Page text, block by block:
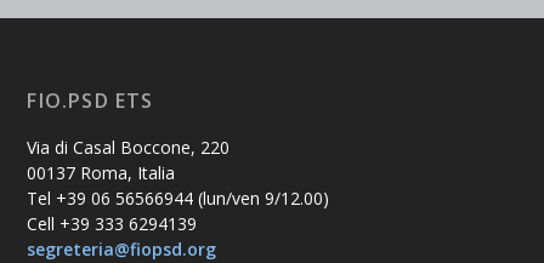
FIO.PSD ETS
Via di Casal Boccone, 220
00137 Roma, Italia
Tel +39 06 56566944 (lun/ven 9/12.00)
Cell +39 333 6294139
segreteria@fiopsd.org